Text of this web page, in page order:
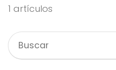
1 artículos